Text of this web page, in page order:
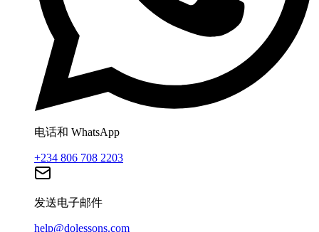
电话和 WhatsApp
+234 806 708 2203
发送电子邮件
help@dolessons.com